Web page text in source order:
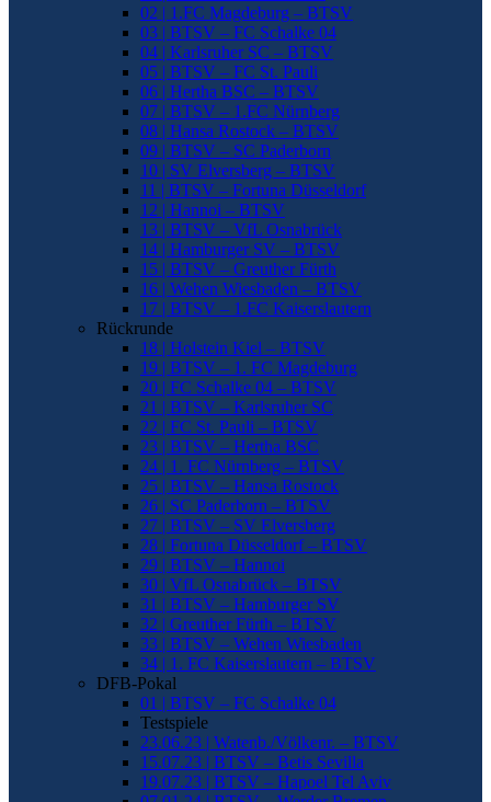
02 | 1.FC Magdeburg – BTSV
03 | BTSV – FC Schalke 04
04 | Karlsruher SC – BTSV
05 | BTSV – FC St. Pauli
06 | Hertha BSC – BTSV
07 | BTSV – 1.FC Nürnberg
08 | Hansa Rostock – BTSV
09 | BTSV – SC Paderborn
10 | SV Elversberg – BTSV
11 | BTSV – Fortuna Düsseldorf
12 | Hannoi – BTSV
13 | BTSV – VfL Osnabrück
14 | Hamburger SV – BTSV
15 | BTSV – Greuther Fürth
16 | Wehen Wiesbaden – BTSV
17 | BTSV – 1.FC Kaiserslautern
Rückrunde
18 | Holstein Kiel – BTSV
19 | BTSV – 1. FC Magdeburg
20 | FC Schalke 04 – BTSV
21 | BTSV – Karlsruher SC
22 | FC St. Pauli – BTSV
23 | BTSV – Hertha BSC
24 | 1. FC Nürnberg – BTSV
25 | BTSV – Hansa Rostock
26 | SC Paderborn – BTSV
27 | BTSV – SV Elversberg
28 | Fortuna Düsseldorf – BTSV
29 | BTSV – Hannoi
30 | VfL Osnabrück – BTSV
31 | BTSV – Hamburger SV
32 | Greuther Fürth – BTSV
33 | BTSV – Wehen Wiesbaden
34 | 1. FC Kaiserslautern – BTSV
DFB-Pokal
01 | BTSV – FC Schalke 04
Testspiele
23.06.23 | Watenb./Völkenr. – BTSV
15.07.23 | BTSV – Betis Sevilla
19.07.23 | BTSV – Hapoel Tel Aviv